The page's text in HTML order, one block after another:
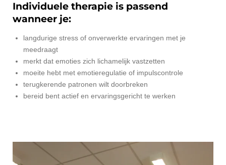
Individuele therapie is passend
wanneer je:
langdurige stress of onverwerkte ervaringen met je
meedraagt
merkt dat emoties zich lichamelijk vastzetten
moeite hebt met emotieregulatie of impulscontrole
terugkerende patronen wilt doorbreken
bereid bent actief en ervaringsgericht te werken